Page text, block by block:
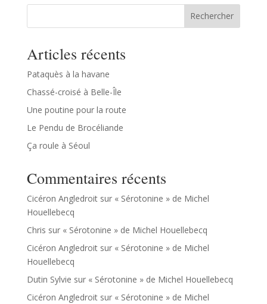
Rechercher
Articles récents
Pataquès à la havane
Chassé-croisé à Belle-Île
Une poutine pour la route
Le Pendu de Brocéliande
Ça roule à Séoul
Commentaires récents
Cicéron Angledroitsur « Sérotonine » de Michel
Houellebecq
Chris sur « Sérotonine » de Michel Houellebecq
Cicéron Angledroitsur « Sérotonine » de Michel
Houellebecq
Dutin Sylvie sur « Sérotonine » de Michel Houellebecq
Cicéron Angledroitsur « Sérotonine » de Michel